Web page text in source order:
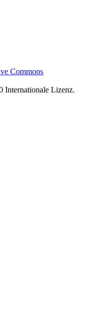
Commons
Internationale Lizenz.